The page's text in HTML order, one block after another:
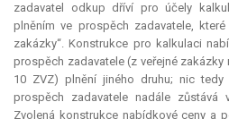
zadavatel odkup dříví pro účely
plněním ve prospěch zadavatele,
zakázky“. Konstrukce pro kalkulaci
prospěch zadavatele (z veřejné
10 ZVZ) plnění jiného druhu; nic
prospěch zadavatele nadále zůstává
Zvolená konstrukce nabídkové ceny a